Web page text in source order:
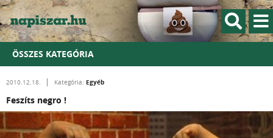
ÖSSZES KATEGÓRIA
2010.12.18. Kategória: Egyéb
Feszíts negro !